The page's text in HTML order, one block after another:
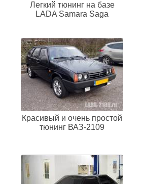
Легкий тюнинг на базе
LADA Samara Saga
Красивый и очень простой
тюнинг ВАЗ-2109